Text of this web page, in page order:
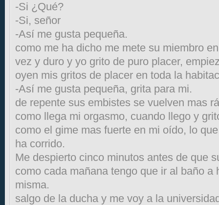
-Si ¿Qué?
-Si, señor
-Así me gusta pequeña.
como me ha dicho me mete su miembro
vez y duro y yo grito de puro placer,
oyen mis gritos de placer en toda la
-Así me gusta pequeña, grita para mi.
de repente sus embistes se vuelven mas
como llega mi orgasmo, cuando llego y
como el gime mas fuerte en mi oído, lo
ha corrido.
Me despierto cinco minutos antes de que
como cada mañana tengo que ir al baño a
misma.
salgo de la ducha y me voy a la